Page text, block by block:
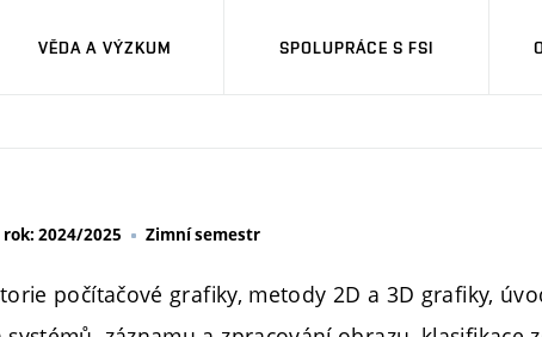
VĚDA A VÝZKUM SPOLUPRÁCE S FSI
rok: 2024/2025 Zimní semestr
počítačové grafiky, metody 2D a 3D grafiky,